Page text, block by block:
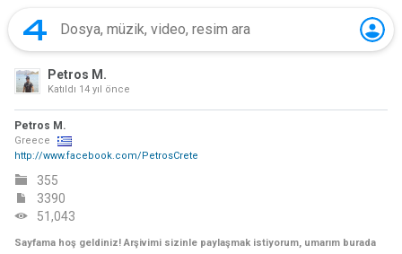
Petros M.
Katıldı 14 yıl önce
Petros M.
Greece
http://www.facebook.com/PetrosCrete
355
3390
51,043
Sayfama hoş geldiniz! Arşivimi sizinle paylaşmak istiyorum, umarım burada